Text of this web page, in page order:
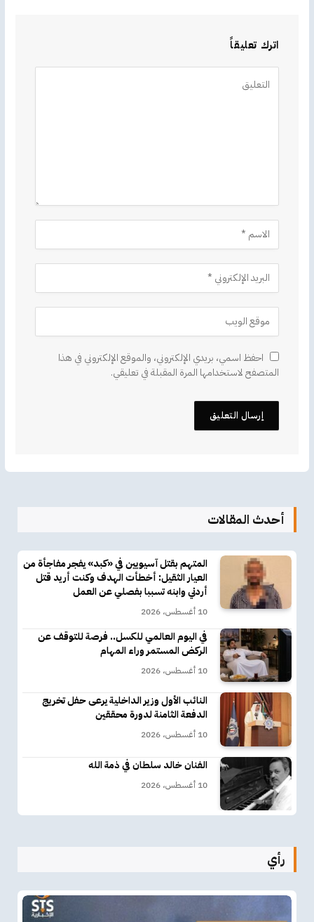
اترك تعليقاً
احفظ اسمي، بريدي الإلكتروني، والموقع الإلكتروني في هذا
المتصفح لاستخدامها المرة المقبلة في تعليقي.
أحدث المقالات
المتهم بقتل آسيويين في «كبد» يفجر مفاجأة من
العيار الثقيل: أخطأت الهدف وكنت أريد قتل
أردني وابنه تسببا بفصلي عن العمل
10 أغسطس، 2026
في اليوم العالمي للكسل.. فرصة للتوقف عن
الركض المستمر وراء المهام
10 أغسطس، 2026
النائب الأول وزير الداخلية يرعى حفل تخريج
الدفعة الثامنة لدورة محققين
10 أغسطس، 2026
الفنان خالد سلطان في ذمة الله
10 أغسطس، 2026
رأي